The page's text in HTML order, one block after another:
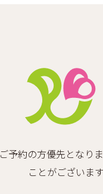
ご予約の方優先となり
ことがございま